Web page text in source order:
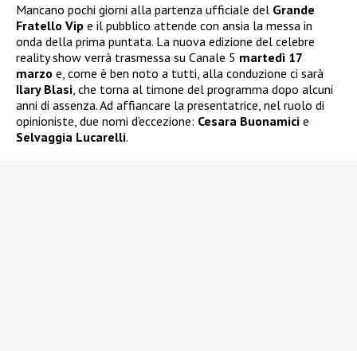
Mancano pochi giorni alla partenza ufficiale del Grande
Fratello Vip e il pubblico attende con ansia la messa in
onda della prima puntata. La nuova edizione del celebre
reality show verrà trasmessa su Canale 5 martedì 17
marzo e, come è ben noto a tutti, alla conduzione ci sarà
Ilary Blasi , che torna al timone del programma dopo alcuni
anni di assenza. Ad affiancare la presentatrice, nel ruolo di
opinioniste, due nomi d’eccezione: Cesara Buonamici e
Selvaggia Lucarelli.